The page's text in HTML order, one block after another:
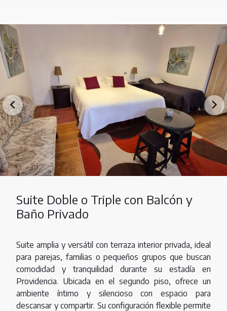
Suite Doble o Triple con Balcón y
Baño Privado
Suite amplia y versátil con terraza interior privada, ideal
para parejas, familias o pequeños grupos que buscan
comodidad y tranquilidad durante su estadía en
Providencia. Ubicada en el segundo piso, ofrece un
ambiente íntimo y silencioso con espacio para
descansar y compartir. Su configuración flexible permite